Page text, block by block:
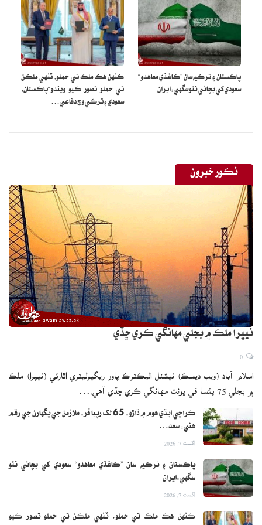
پاڪستان ۽ ترڪيه سان ”ڪاغذي معاهدو“
سعودي کي بچائي نٿو سگهي:ايران
ڪنهن هڪ ملڪ تي حملو، ٽنهي ملڪن
تي حملو تصور ڪيو ويندو“پاڪستان،
سعودي ۽ ترڪي وچ دفاعي…
نڪور خبرون
نيپرا ملڪ ۾ بجلي مهانگي ڪري ڇڏي
اسلام آباد (ويب ڊيسڪ) نيشنل اليڪٽرڪ پاور ريگيوليٽري اٿارٽي (نيپرا) ملڪ
۾ بجلي 75 پئسا في يونٽ مهانگي ڪري ڇڏي آهي.…
ڪراچي ايڌي هوم ۾ ڌاڙو، 65 لک رپيا ڦر، ملازمن جي پگهارن جي رقم
هئي: سعد…
اگست 7, 2026
پاڪستان ۽ ترڪيه سان ”ڪاغذي معاهدو“ سعودي کي بچائي نٿو
سگهي:ايران
اگست 7, 2026
ڪنهن هڪ ملڪ تي حملو، ٽنهي ملڪن تي حملو تصور ڪيو